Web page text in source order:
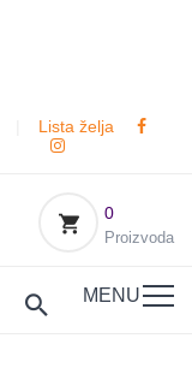
Lista želja
0
Proizvoda
MENU